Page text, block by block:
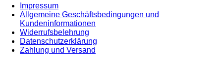
Impressum
Allgemeine Geschäftsbedingungen und
Kundeninformationen
Widerrufsbelehrung
Datenschutzerklärung
Zahlung und Versand